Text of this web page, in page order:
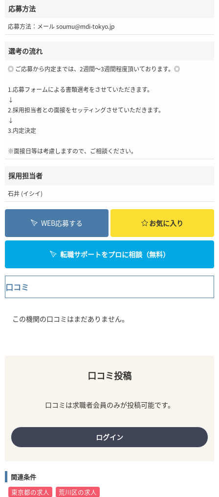
応募方法
応募方法：メール soumu@mdi-tokyo.jp
選考の流れ
◎ ご応募から内定までは、2週間～3週間程度頂いております。◎
1.応募フォームによる書類選考をさせていただきます。
↓
2.採用担当者との面接をセッティングさせていただきます。
↓
3.内定決定
※面接日等は考慮しますので、ご相談ください。
採用担当者
石井 (イシイ)
WEB応募する お気に入り
転職サポートをプロに相談（無料）
口コミ
この機関の口コミはまだありません。
口コミ投稿
口コミは求職者会員のみが投稿可能です。
ログイン
関連条件
東京都の求人
荒川区の求人